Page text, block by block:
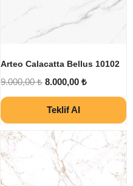
Arteo Calacatta Bellus 10102
9.000,00₺ 8.000,00 ₺
Teklif Al